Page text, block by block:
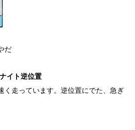
だ
イト逆位置
く走っています。逆位置にでた、急ぎ